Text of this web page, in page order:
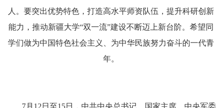
人。要突出优势特色，打造高水平师资队伍，提升科研创新
能力，推动新疆大学“双一流”建设不断迈上新台阶。希望同
学们做为中国特色社会主义、为中华民族努力奋斗的一代青
年。
7月12日至15日，中共中央总书记、国家主席、中央军委